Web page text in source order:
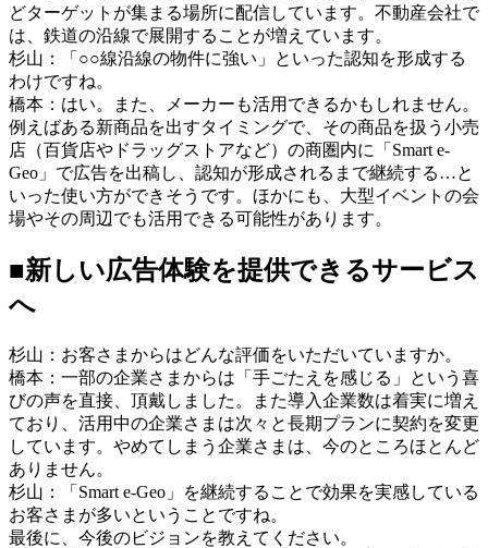
どターゲットが集まる場所に配信しています。不動産会社で
は、鉄道の沿線で展開することが増えています。
杉山：「○○線沿線の物件に強い」といった認知を形成する
わけですね。
橋本：はい。また、メーカーも活用できるかもしれません。
例えばある新商品を出すタイミングで、その商品を扱う小売
店（百貨店やドラッグストアなど）の商圏内に「Smart e-
Geo」で広告を出稿し、認知が形成されるまで継続する…と
いった使い方ができそうです。ほかにも、大型イベントの会
場やその周辺でも活用できる可能性があります。
■新しい広告体験を提供できるサービス
へ
杉山：お客さまからはどんな評価をいただいていますか。
橋本：一部の企業さまからは「手ごたえを感じる」という喜
びの声を直接、頂戴しました。また導入企業数は着実に増え
ており、活用中の企業さまは次々と長期プランに契約を変更
しています。やめてしまう企業さまは、今のところほとんど
ありません。
杉山：「Smart e-Geo」を継続することで効果を実感している
お客さまが多いということですね。
最後に、今後のビジョンを教えてください。